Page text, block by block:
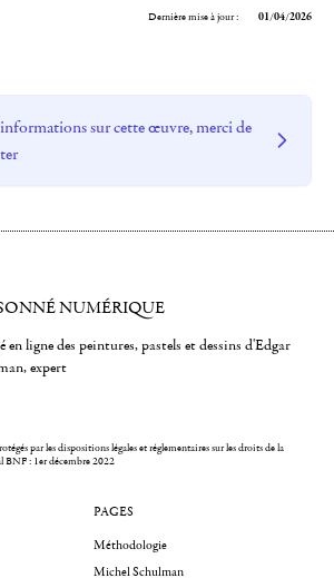
Dernière mise à jour : 01/04/2026
sur cette œuvre, merci de
NUMÉRIQUE
en ligne des peintures, pastels et dessins d'Edgar
expert
par les dispositions légales et réglementaires sur les droits de la
BNF : 1er décembre 2022
PAGES
Méthodologie
Michel Schulman